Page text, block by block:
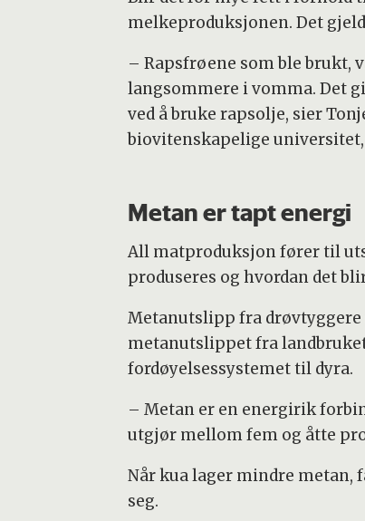
melkeproduksjonen. Det
– Rapsfrøene som ble brukt,
langsommere i vomma. Det
ved å bruke rapsolje, sier
biovitenskapelige universitet,
Metan er tapt energi
All matproduksjon fører til
produseres og hvordan det
Metanutslipp fra drøvtyggere
metanutslippet fra
fordøyelsessystemet til dyra.
– Metan er en energirik
utgjør mellom fem og åtte
Når kua lager mindre
seg.